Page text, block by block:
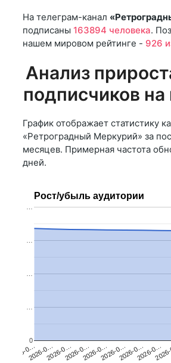
На телеграм-канал
подписаны 163894 человека.
нашем мировом рейтинге - 926
Анализ
подписчиков на
График отображает статистику
«Ретроградный Меркурий» за
месяцев. Примерная частота
дней.
Рост/убыль аудитории
2026-0…2026-0…2026-0…2026-0…2026-0…2026-0…2026-0…2026-0…
0
…
…
…
…